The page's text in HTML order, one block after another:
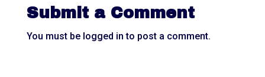
Submit a Comment
You must be logged in to post a comment.